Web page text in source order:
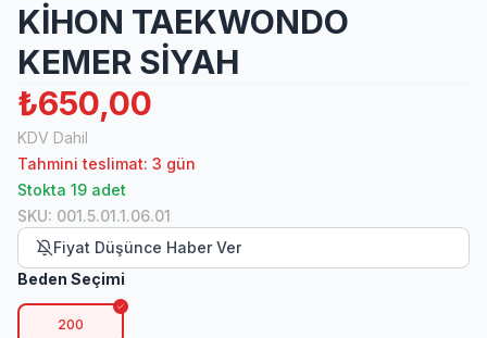
KİHON TAEKWONDO
KEMER SİYAH
₺650,00
KDV Dahil
Tahmini teslimat: 3 gün
Stokta 19 adet
SKU: 001.5.01.1.06.01
Fiyat Düşünce Haber Ver
Beden Seçimi
200